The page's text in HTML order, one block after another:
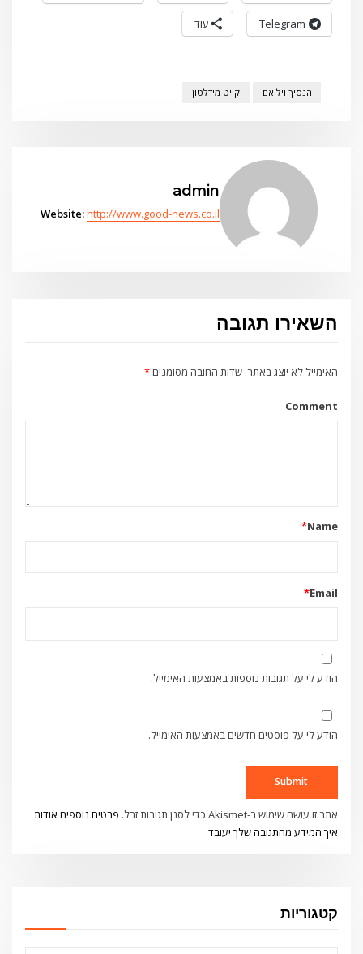
Telegram עוד
הנסיך ויליאם קייט מידלטון
admin
Website:http://www.good-news.co.il
השאירו תגובה
האימייל לא יוצג באתר. שדות החובה מסומנים*
Comment
Name
*
Email
*
הודע לי על תגובות נוספות באמצעות האימייל.
הודע לי על פוסטים חדשים באמצעות האימייל.
אתר זו עושה שימוש ב-Akismet כדי לסנן תגובות זבל.
פרטים נוספים אודות
איך המידע מהתגובה שלך יעובד.
קטגוריות